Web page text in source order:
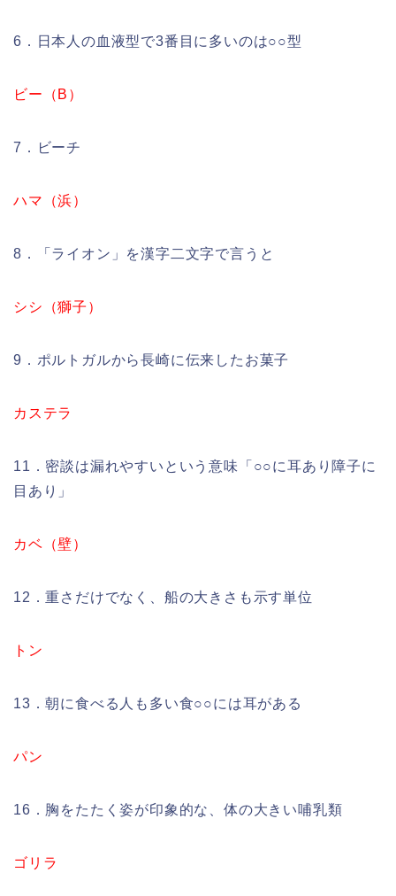
6．日本人の血液型で3番目に多いのは○○型
ビー（B）
7．ビーチ
ハマ（浜）
8．「ライオン」を漢字二文字で言うと
シシ（獅子）
9．ポルトガルから長崎に伝来したお菓子
カステラ
11．密談は漏れやすいという意味「○○に耳あり障子に
目あり」
カベ（壁）
12．重さだけでなく、船の大きさも示す単位
トン
13．朝に食べる人も多い食○○には耳がある
パン
16．胸をたたく姿が印象的な、体の大きい哺乳類
ゴリラ